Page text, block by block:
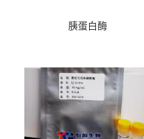
胰蛋白酶